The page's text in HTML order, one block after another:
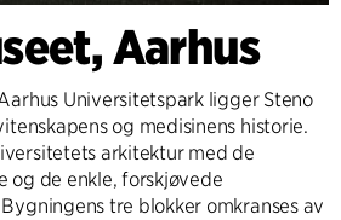
Aarhus
Universitetspark ligger Steno
og medisinens historie.
arkitektur med de
og de enkle, forskjøvede
tre blokker omkranses av